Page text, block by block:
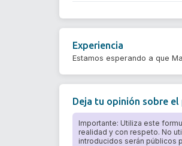
Experiencia
Estamos esperando a que
Deja tu opinión sobre
Importante: Utiliza este
realidad y con respeto. No
introducidos serán públicos